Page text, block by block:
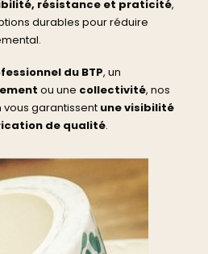
résistance et praticité,
durables pour réduire
du BTP, un
ou une collectivité, nos
garantissent une visibilité
de qualité.